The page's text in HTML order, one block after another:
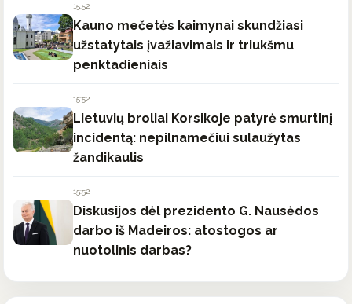
15:52
Kauno mečetės kaimynai skundžiasi
užstatytais įvažiavimais ir triukšmu
penktadieniais
15:52
Lietuvių broliai Korsikoje patyrė smurtinį
incidentą: nepilnamečiui sulaužytas
žandikaulis
15:52
Diskusijos dėl prezidento G. Nausėdos
darbo iš Madeiros: atostogos ar
nuotolinis darbas?